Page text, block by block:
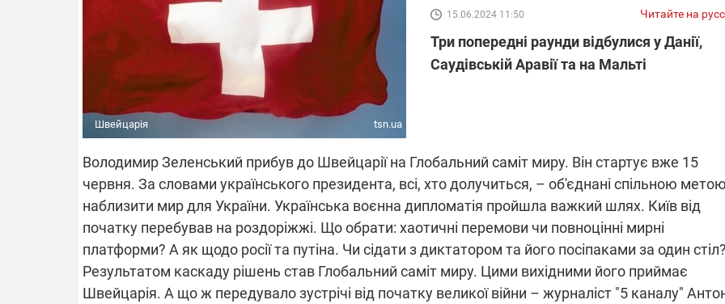
Швейцарія tsn.ua
15.06.2024 11:50 Читайте на
Три попередні раунди відбулися у Данії,
Саудівській Аравії та на Мальті
Володимир Зеленський прибув до Швейцарії на Глобальний саміт миру. Він стартує вже 15
червня. За словами українського президента, всі, хто долучиться, – об'єднані спільною
наблизити мир для України. Українська воєнна дипломатія пройшла важкий шлях. Київ від
початку перебував на роздоріжжі. Що обрати: хаотичні перемови чи повноцінні мирні
платформи? А як щодо росії та путіна. Чи сідати з диктатором та його посіпаками за один стіл?
Результатом каскаду рішень став Глобальний саміт миру. Цими вихідними його приймає
Швейцарія. А що ж передувало зустрічі від початку великої війни – журналіст "5 каналу"
ВІДКЛЮЧЕННЯ СВІТЛА В УКРАЇНІ
Частина споживачів у чотирьох
областях залишається без світла після
російських обстрілів
Готуйте павербанки: через аномальну
ПЛІВКИ МІНДІЧА: СПРАВА
ОБОРУДОК ДРУГА
Нова підозра у справі Міндіча:
взялося за колишнього
директора Енергоатому
З колишнього віцепрем'єра